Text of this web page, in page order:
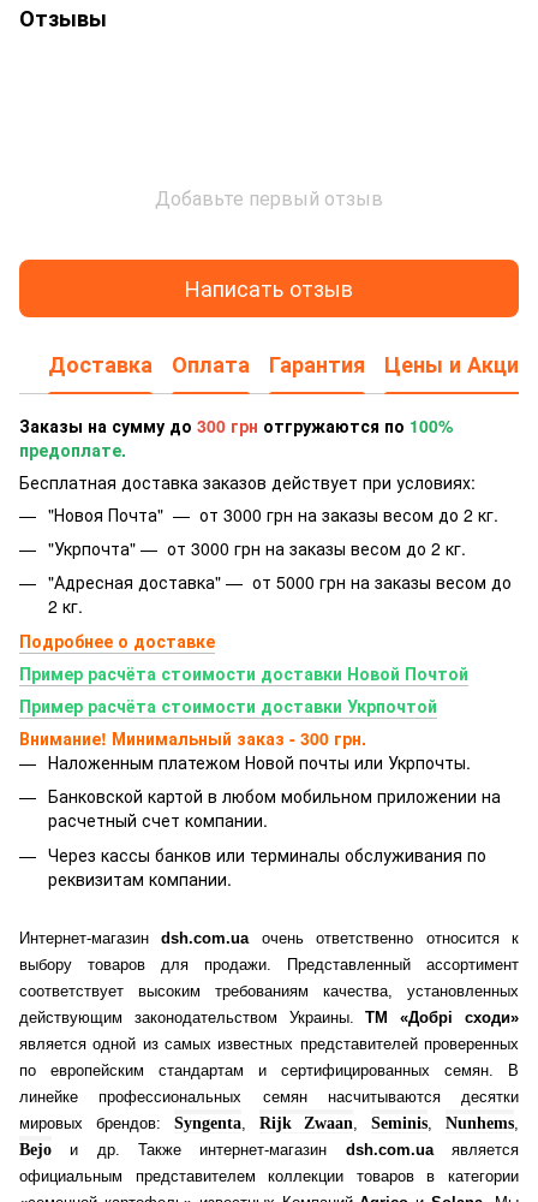
Отзывы
Добавьте первый отзыв
Написать отзыв
Доставка Оплата Гарантия Цены и Акции
Заказы на сумму до 300 грн отгружаются по 100%
предоплате.
Бесплатная доставка заказов действует при условиях:
"Новоя Почта" — от 3000 грн на заказы весом до 2 кг.
"Укрпочта" — от 3000 грн на заказы весом до 2 кг.
"Адресная доставка" — от 5000 грн на заказы весом до
2 кг.
Подробнее о доставке
Пример расчёта стоимости доставки Новой Почтой
Пример расчёта стоимости доставки Укрпочтой
Внимание! Минимальный заказ - 300 грн.
Наложенным платежом Новой почты или Укрпочты.
Банковской картой в любом мобильном приложении на
расчетный счет компании.
Через кассы банков или терминалы обслуживания по
реквизитам компании.
Интернет-магазинdsh.com.ua очень ответственно относится к
выбору товаров для продажи. Представленный ассортимент
соответствует высоким требованиям качества, установленных
действующим законодательством Украины.ТМ «Добрі сходи»
является одной из самых известных представителей проверенных
по европейским стандартам и сертифицированных семян. В
линейке профессиональных семян насчитываются десятки
мировых брендов: Syngenta, Rijk Zwaan ,Seminis ,Nunhems
Bejo и др. Также интернет-магазин dsh.com.uaявляется
официальным представителем коллекции товаров в категории